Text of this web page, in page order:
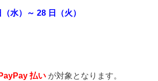
水）～ 28 日（火）
PayPay 払い が対象となります。